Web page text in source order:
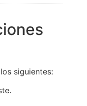
siguientes: